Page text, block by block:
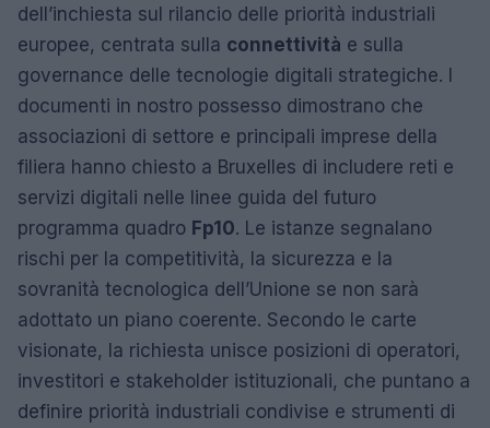
dell’inchiesta sul rilancio delle priorità industriali
europee, centrata sulla connettività e sulla
governance delle tecnologie digitali strategiche. I
documenti in nostro possesso dimostrano che
associazioni di settore e principali imprese della
filiera hanno chiesto a Bruxelles di includere reti e
servizi digitali nelle linee guida del futuro
programma quadro Fp10. Le istanze segnalano
rischi per la competitività, la sicurezza e la
sovranità tecnologica dell’Unione se non sarà
adottato un piano coerente. Secondo le carte
visionate, la richiesta unisce posizioni di operatori,
investitori e stakeholder istituzionali, che puntano a
definire priorità industriali condivise e strumenti di